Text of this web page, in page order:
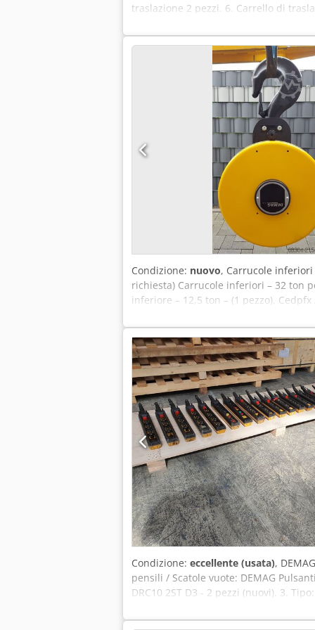
traslazione 2 pezzi. 6. Carrello di
traslazione / rulliere - 7 pezzi.
Condizione: nuovo, Carrucole inferiori
richiesta) Carrucole inferiori – 32 ton
inferiore – 12,5 ton – (1 pezzo).
7. Carrucole inferiori – 5 ton / 3,2 ton
ton (2 pezzi, usati). 10. Carrucola
inferiori / ganci Abus: 1. Carrucola
Carrucola inferiore Konecranes – 5
Gancio – 15 pezzi. Gancio – 12 pezzi.
Condizione: eccellente (usata),
pensili / Scatole vuote: DEMAG
DRC10 2ST D3 - 2 pezzi (nuovi). 3.
Tipo: SC15X1 L. - 2000 mm - 2 pezzi